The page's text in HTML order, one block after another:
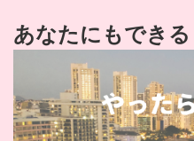
あなたにもできる